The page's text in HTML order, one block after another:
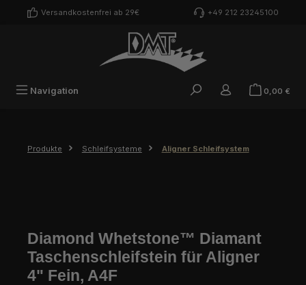
Zum Hauptinhalt springen
Versandkostenfrei ab 29€ +49 212 23245100
Navigation 0,00 €
Produkte Schleifsysteme Aligner Schleifsystem
Diamond Whetstone™ Diamant
Taschenschleifstein für Aligner
4" Fein, A4F